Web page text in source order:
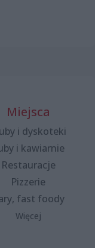
Miejsca
i dyskoteki
i kawiarnie
Restauracje
Pizzerie
fast foody
Więcej